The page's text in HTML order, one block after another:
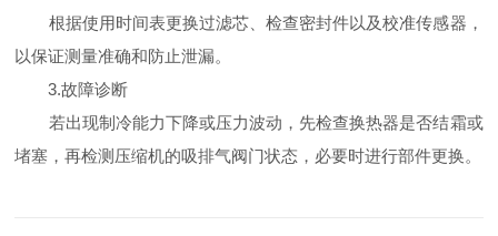
根据使用时间表更换过滤芯、检查密封件以及校准传感器，
以保证测量准确和防止泄漏。
3.故障诊断
若出现制冷能力下降或压力波动，先检查换热器是否结霜或
堵塞，再检测压缩机的吸排气阀门状态，必要时进行部件更换。